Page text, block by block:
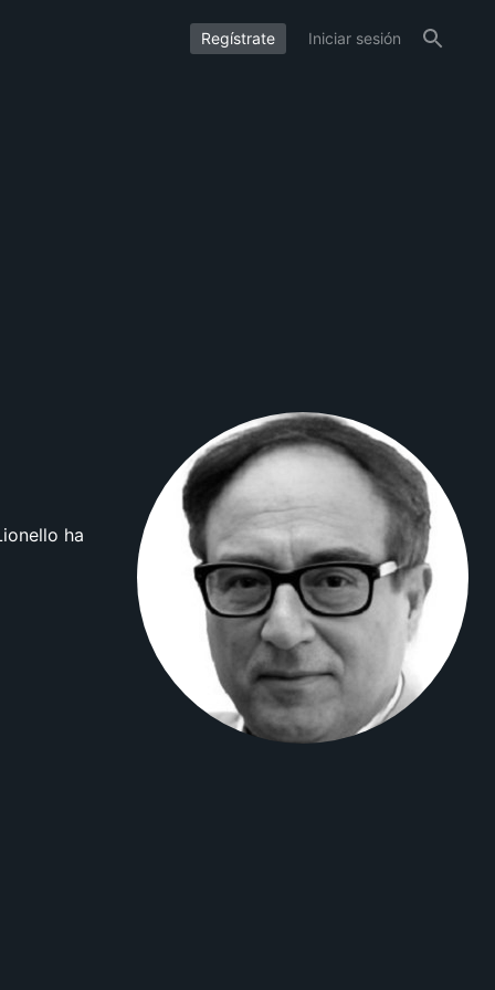
Regístrate Iniciar sesión
ha